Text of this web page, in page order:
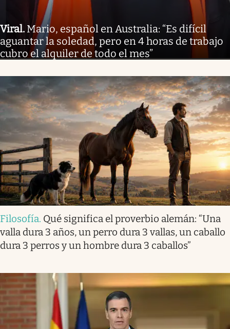
Viral. Mario, español en Australia: “Es difícil
aguantar la soledad, pero en 4 horas de trabajo
cubro el alquiler de todo el mes”
Filosofía. Qué significa el proverbio alemán: “Una
valla dura 3 años, un perro dura 3 vallas, un caballo
dura 3 perros y un hombre dura 3 caballos”